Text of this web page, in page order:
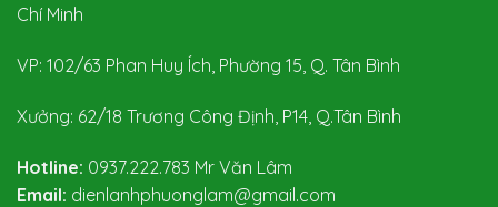
Chí Minh
VP: 102/63 Phan Huy Ích, Phường 15, Q. Tân Bình
Xưởng: 62/18 Trương Công Định, P14, Q.Tân Bình
Hotline: 0937.222.783 Mr Văn Lâm
Email: dienlanhphuonglam@gmail.com